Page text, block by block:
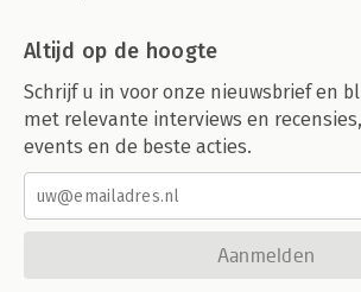
Altijd op de hoogte
Schrijf u in voor onze nieuwsbrief en
met relevante interviews en
events en de beste acties.
Aanmelden